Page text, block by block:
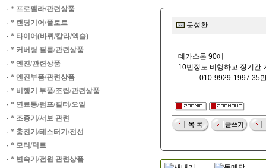
· * 프로펠라/관련상품
· * 랜딩기어/플로트
· * 타이어(바퀴/칼라/엑슬)
· * 커버링 필름/관련상품
· * 엔진/관련상품
· * 엔진부품/관련상품
· * 비행기 부품/조립/관련상품
· * 연료통/펌프/필터/오일
· * 조종기/서보 관련
· * 충전기/테스터기/전선
· * 모터/덕트
· * 변속기/전원 관련상품
문성환
데카스론 90에
10번정도 비행하고 장기간
010-9929-1997.35만